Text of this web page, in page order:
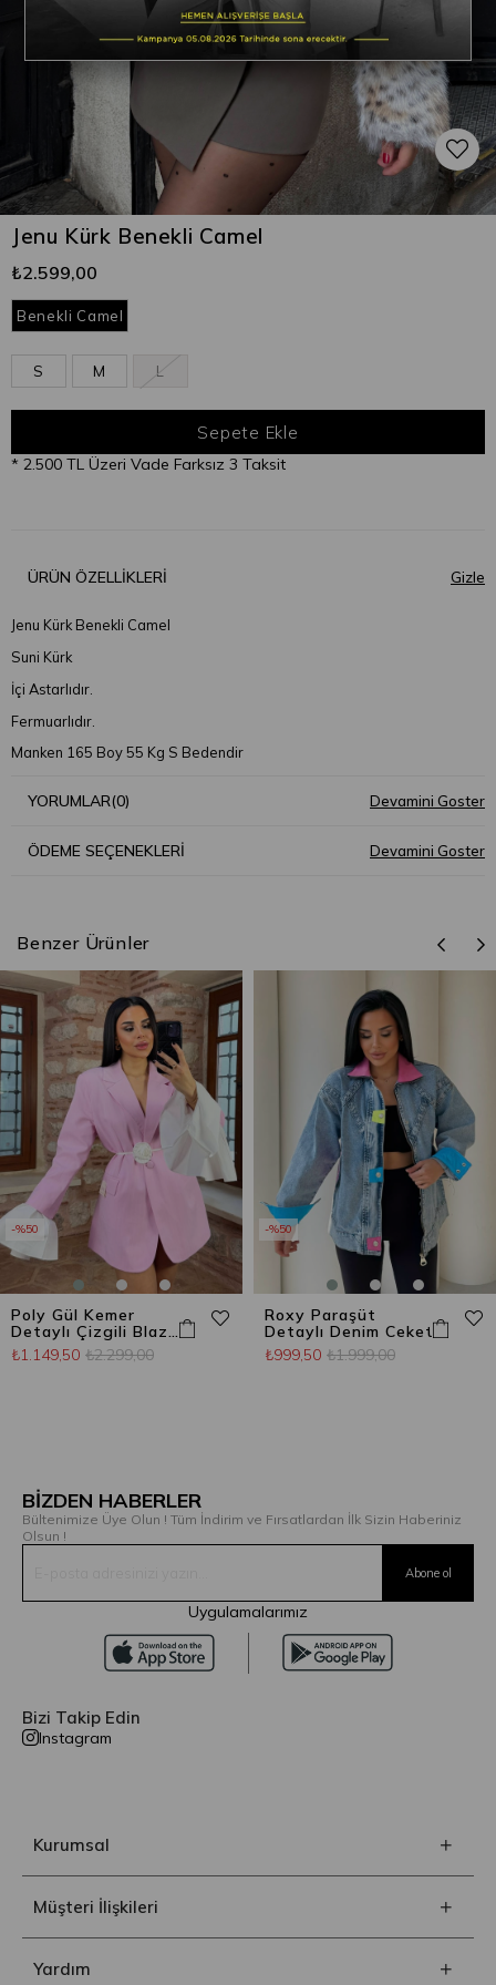
Jenu Kürk Benekli Camel
₺2.599,00
Benekli Camel
S M L
* 2.500 TL Üzeri Vade Farksız 3 Taksit
ÜRÜN ÖZELLIKLERI
Jenu Kürk Benekli Camel
Suni Kürk
İçi Astarlıdır.
Fermuarlıdır.
Manken 165 Boy 55 Kg S Bedendir
YORUMLAR(0)
ÖDEME SEÇENEKLERI
Benzer Ürünler
Poly Gül Kemer
Detaylı Çizgili Blazer
Ceket Şeker Pembe
₺1.149,50 ₺2.299,00
%50
Roxy Paraşüt
Detaylı Denim Ceket
₺999,50 ₺1.999,00
%50
BİZDEN HABERLER
Bültenimize Üye Olun ! Tüm İndirim ve Fırsatlardan İlk Sizin Haberiniz
Olsun !
Uygulamalarımız
Bizi Takip Edin
Instagram
Kurumsal
Müşteri İlişkileri
Yardım